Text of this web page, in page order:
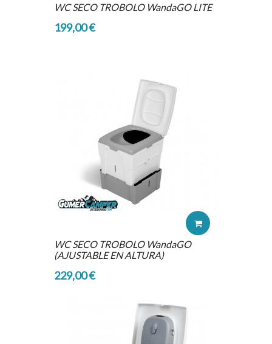
WC SECO TROBOLO WandaGO LITE
199,00 €
WC SECO TROBOLO WandaGO
(AJUSTABLE EN ALTURA)
229,00 €